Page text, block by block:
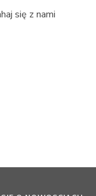
się z nami